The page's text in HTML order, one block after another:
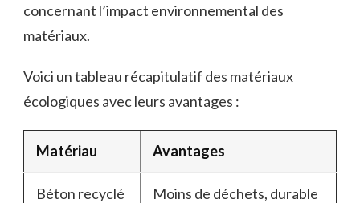
concernant l’impact environnemental des
matériaux.
Voici un tableau récapitulatif des matériaux
écologiques avec leurs avantages :
Matériau Avantages
Béton recyclé Moins de déchets, durable